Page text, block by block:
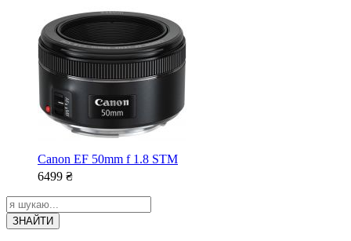
Canon EF 50mm f 1.8 STM
6499 ₴
ЗНАЙТИ